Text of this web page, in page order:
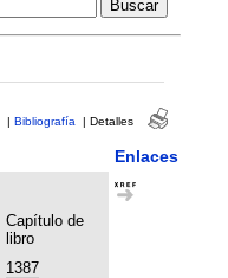
| Bibliografía | Detalles
Enlaces
Capítulo de
libro
1387